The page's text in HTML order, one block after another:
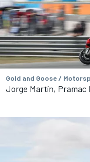
Gold and Goose /
Jorge Martín, Pramac